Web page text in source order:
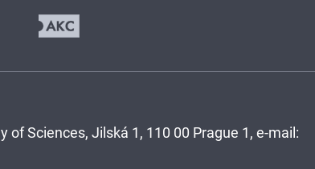
Sciences, Jilská 1, 110 00 Prague 1, e-mail: